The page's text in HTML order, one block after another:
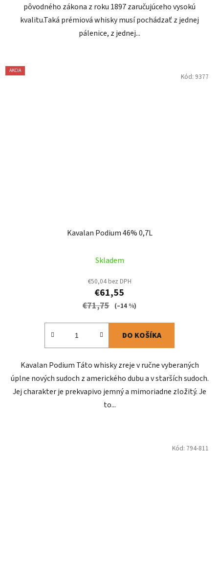
pôvodného zákona z roku 1897 zaručujúceho vysokú
kvalitu.Taká prémiová whisky musí pochádzať z jednej
pálenice, z jednej...
AKCIA
Kavalan Podium 46% 0,7L
Skladem
€50,04 bez DPH
€61,55
€71,75 (–14 %)
DO KOŠÍKA
Kavalan Podium Táto whisky zreje v ručne vyberaných
úplne nových sudoch z amerického dubu a v starších sudoch.
Jej charakter je prekvapivo jemný a mimoriadne zložitý. Je
to...
Kód: 9377
Kód: 794-811